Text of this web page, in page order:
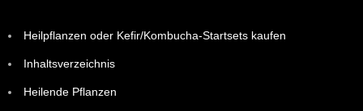
Heilpflanzen oder Kefir/Kombucha-Startsets kaufen
Inhaltsverzeichnis
Heilende Pflanzen